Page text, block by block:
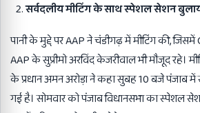
सर्वदलीय मीटिंग के साथ स्पेशल सेशन
पानी के मुद्दे पर AAP ने चंडीगढ़ में मीटिंग की,
AAP के सुप्रीमो अरविंद केजरीवाल भी मौजूद रहे।
के प्रधान अमन अरोड़ा ने कहा सुबह 10 बजे पंजाब में
गई है। सोमवार को पंजाब विधानसभा का स्पेशल